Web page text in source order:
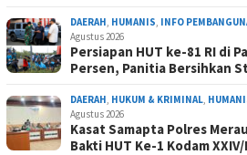
DAERAH HUMANIS INFO
Agustus 2026
Persiapan HUT ke-81 RI di
Persen, Panitia Bersihkan
DAERAH HUKUM & KRIMINAL
Agustus 2026
Kasat Samapta Polres
Bakti HUT Ke-1 Kodam